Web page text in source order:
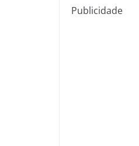
Publicidade